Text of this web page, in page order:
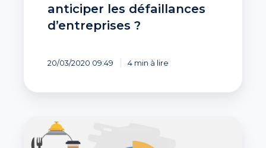
anticiper les défaillances
d’entreprises ?
20/03/2020 09:49 4 min à lire